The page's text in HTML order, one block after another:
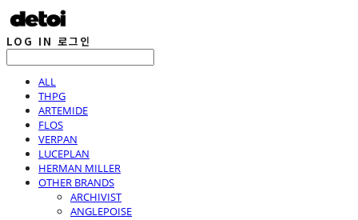
LOG IN 로그인
ALL
THPG
ARTEMIDE
FLOS
VERPAN
LUCEPLAN
HERMAN MILLER
OTHER BRANDS
ARCHIVIST
ANGLEPOISE